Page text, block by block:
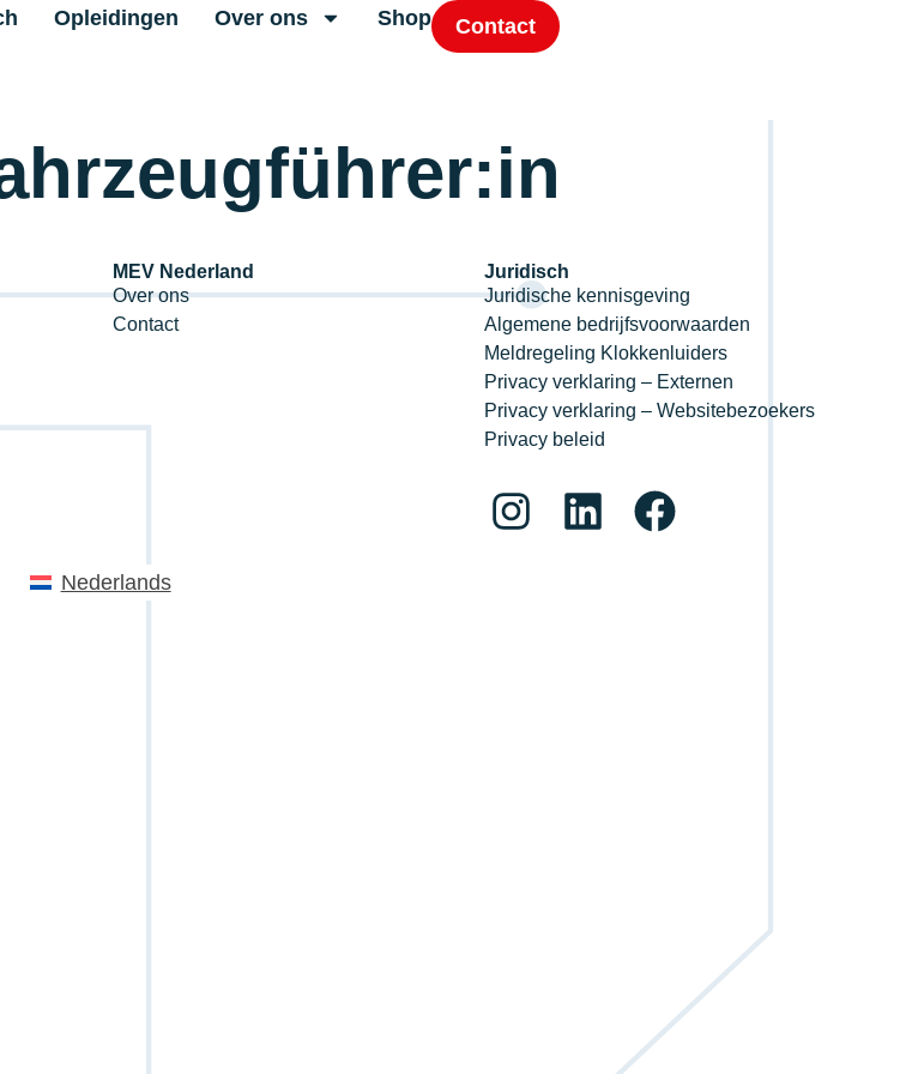
Opleidingen Over ons Shop Contact
MEV Nederland
Over ons
Contact
Juridisch
Juridische kennisgeving
Algemene bedrijfsvoorwaarden
Meldregeling Klokkenluiders
Privacy verklaring – Externen
Privacy verklaring – Websitebezoekers
Privacy beleid
Nederlands